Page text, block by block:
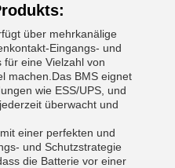
über mehrkanälige
Eingangs- und
für eine Vielzahl von
machen.Das BMS eignet
wie ESS/UPS, und
überwacht und
einer perfekten und
und Schutzstrategie
die Batterie vor einer